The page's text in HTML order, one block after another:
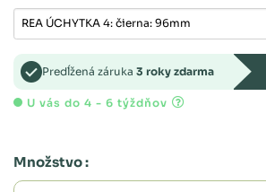
Predĺžená záruka 3 roky zdarma
U vás do 4 - 6 týždňov
Množstvo :